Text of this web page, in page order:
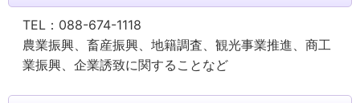
TEL： 088-674-1118
農業振興、畜産振興、地籍調査、観光事業推進、商工
業振興、企業誘致に関することなど